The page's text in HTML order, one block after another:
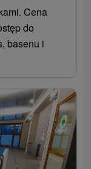
Cena
do
basenu i